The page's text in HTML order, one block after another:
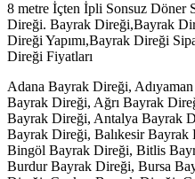
8 metre İçten İpli Sonsuz Döner
Direği. Bayrak Direği,Bayrak
Direği Yapımı,Bayrak Direği
Direği Fiyatları
Adana Bayrak Direği,
Bayrak Direği, Ağrı Bayrak
Bayrak Direği, Antalya Bayrak
Bayrak Direği, Balıkesir
Bingöl Bayrak Direği, Bitlis
Burdur Bayrak Direği, Bursa